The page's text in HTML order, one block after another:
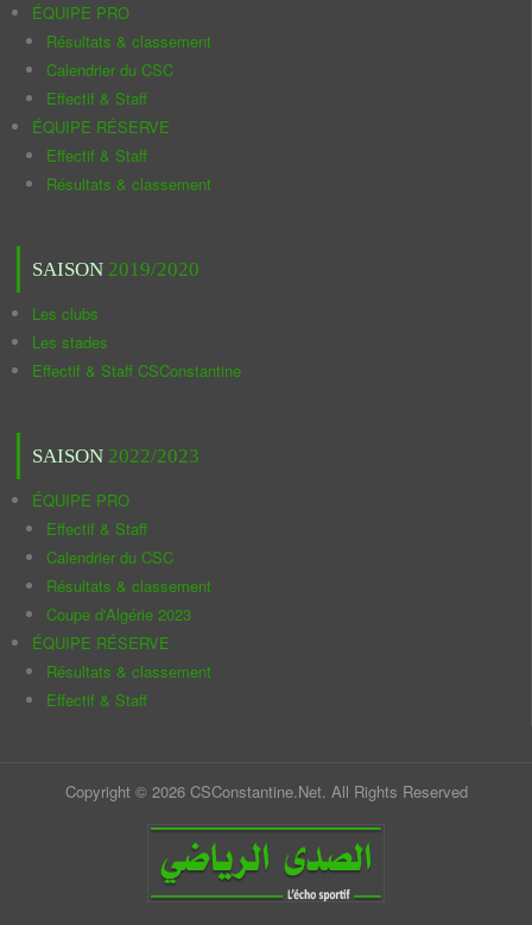
ÉQUIPE PRO
Résultats & classement
Calendrier du CSC
Effectif & Staff
ÉQUIPE RÉSERVE
Effectif & Staff
Résultats & classement
SAISON 2019/2020
Les clubs
Les stades
Effectif & Staff CSConstantine
SAISON 2022/2023
ÉQUIPE PRO
Effectif & Staff
Calendrier du CSC
Résultats & classement
Coupe d'Algérie 2023
ÉQUIPE RÉSERVE
Résultats & classement
Effectif & Staff
Copyright © 2026 CSConstantine.Net. All Rights Reserved